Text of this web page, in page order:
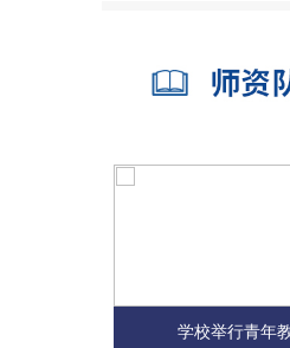
学校举行青年